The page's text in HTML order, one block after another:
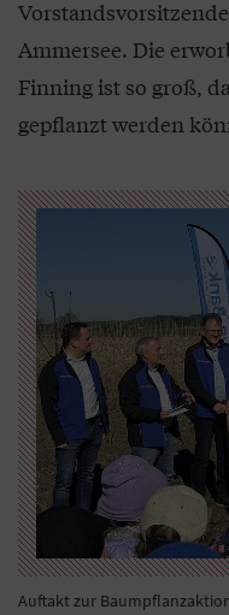
Ammersee. Die
Finning ist so groß,
gepflanzt werden
Auftakt zur